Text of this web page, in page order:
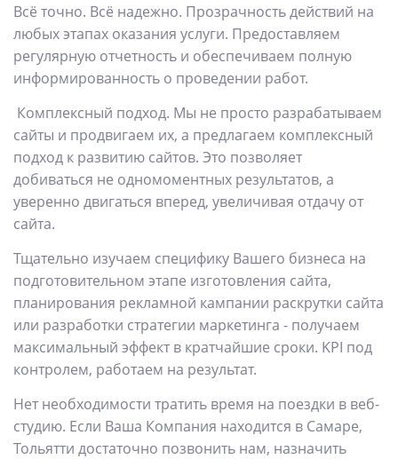
Всё точно. Всё надежно. Прозрачность действий на
любых этапах оказания услуги. Предоставляем
регулярную отчетность и обеспечиваем полную
информированность о проведении работ.
Комплексный подход. Мы не просто разрабатываем
сайты и продвигаем их, а предлагаем комплексный
подход к развитию сайтов. Это позволяет
добиваться не одномоментных результатов, а
уверенно двигаться вперед, увеличивая отдачу от
сайта.
Тщательно изучаем специфику Вашего бизнеса на
подготовительном этапе изготовления сайта,
планирования рекламной кампании раскрутки сайта
или разработки стратегии маркетинга - получаем
максимальный эффект в кратчайшие сроки. KPI под
контролем, работаем на результат.
Нет необходимости тратить время на поездки в веб-
студию. Если Ваша Компания находится в Самаре,
Тольятти достаточно позвонить нам, назначить